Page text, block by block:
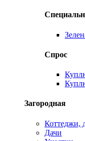
Спрос
Загородная
Коттеджи,
Дачи